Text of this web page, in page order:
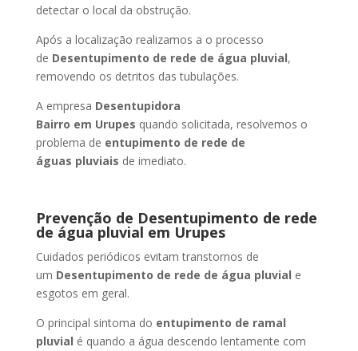
detectar o local da obstrução.
Após a localização realizamos a o processo
de Desentupimento de rede de água pluvial,
removendo os detritos das tubulações.
A empresa Desentupidora
Bairro em Urupes quando solicitada, resolvemos o
problema de entupimento de rede de
águas pluviais de imediato.
Prevenção de Desentupimento de rede
de água pluvial em Urupes
Cuidados periódicos evitam transtornos de
um Desentupimento de rede de água pluvial e
esgotos em geral.
O principal sintoma do entupimento de ramal
pluvial é quando a água descendo lentamente com